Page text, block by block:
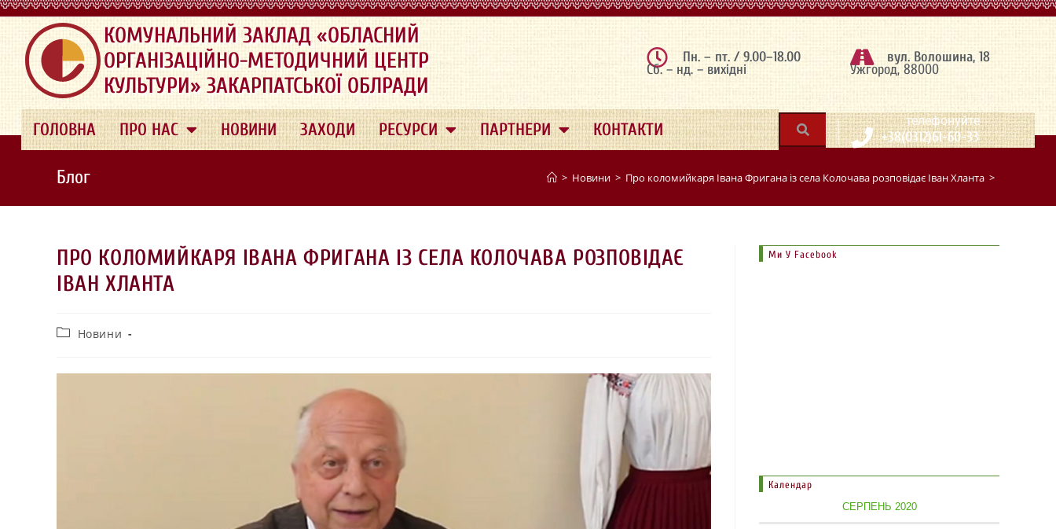
.
КОМУНАЛЬНИЙ ЗАКЛАД «ОБЛАСНИЙ
ОРГАНІЗАЦІЙНО-МЕТОДИЧНИЙ ЦЕНТР
КУЛЬТУРИ» ЗАКАРПАТСЬКОЇ ОБЛРАДИ
Пн. – пт. / 9.00–18.00
Сб. – нд. – вихідні
вул. Волошина, 18
Ужгород, 88000
ГОЛОВНА ПРО НАС НОВИНИ ЗАХОДИ РЕСУРСИ ПАРТНЕРИ КОНТАКТИ | телефонуйте
+38(0312)61-60-33
Блог > Новини > Про коломийкаря Івана Фригана із села Колочава розповідає Іван Хланта >
ПРО КОЛОМИЙКАРЯ ІВАНА ФРИГАНА ІЗ СЕЛА КОЛОЧАВА РОЗПОВІДАЄ
ІВАН ХЛАНТА
Новини
Ми У Facebook
Календар
СЕРПЕНЬ 2020